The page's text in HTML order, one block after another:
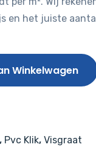
en het juiste
Winkelwagen
, Pvc Klik, Visgraat